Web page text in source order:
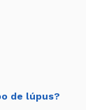
de lúpus?